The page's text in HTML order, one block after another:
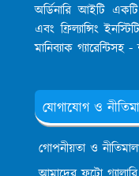
অর্ডিনারি আইটি
এবং ফ্রিল্যান্সিং
মানিব্যাক গ্যারেন্টিসহ
যোগাযোগ ও
গোপনীয়তা ও